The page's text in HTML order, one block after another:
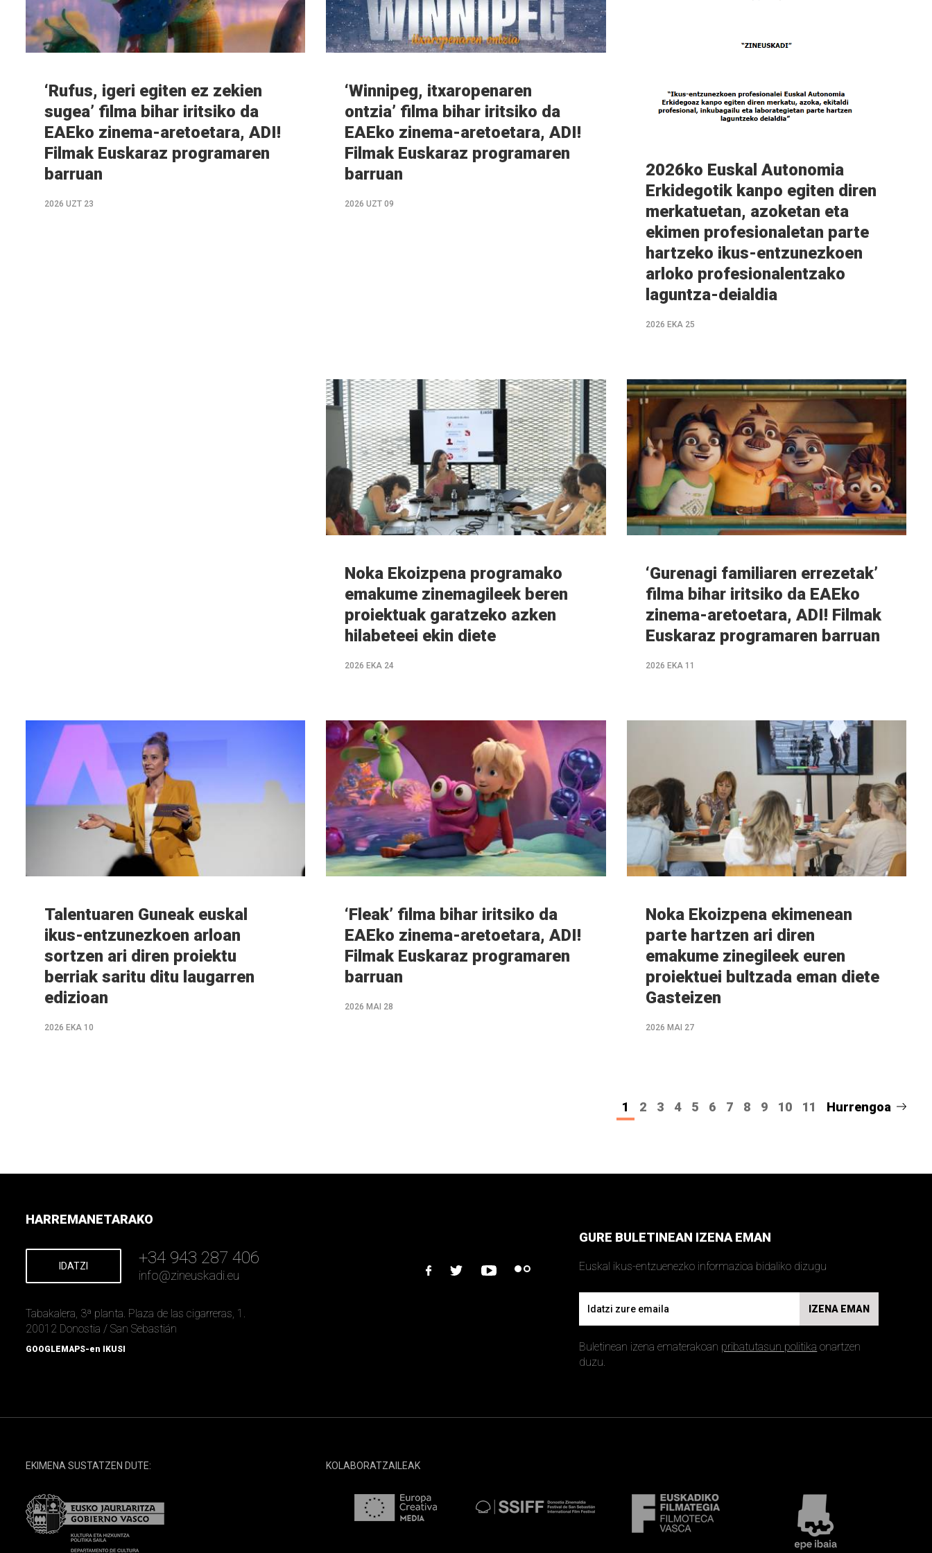
‘Rufus, igeri egiten ez zekien
sugea’ filma bihar iritsiko da
EAEko zinema-aretoetara, ADI!
Filmak Euskaraz programaren
barruan
2026 UZT 23
‘Winnipeg, itxaropenaren
ontzia’ filma bihar iritsiko da
EAEko zinema-aretoetara, ADI!
Filmak Euskaraz programaren
barruan
2026 UZT 09
2026ko Euskal Autonomia
Erkidegotik kanpo egiten diren
merkatuetan, azoketan eta
ekimen profesionaletan parte
hartzeko ikus-entzunezkoen
arloko profesionalentzako
laguntza-deialdia
2026 EKA 25
Noka Ekoizpena programako
emakume zinemagileek beren
proiektuak garatzeko azken
hilabeteei ekin diete
2026 EKA 24
Info
gehiago
‘Gurenagi familiaren errezetak’
filma bihar iritsiko da EAEko
zinema-aretoetara, ADI! Filmak
Euskaraz programaren barruan
2026 EKA 11
Info
gehiago
Talentuaren Guneak euskal
ikus-entzunezkoen arloan
sortzen ari diren proiektu
berriak saritu ditu laugarren
edizioan
2026 EKA 10
gehiago
‘Fleak’ filma bihar iritsiko da
EAEko zinema-aretoetara, ADI!
Filmak Euskaraz programaren
barruan
2026 MAI 28
Info
gehiago
Noka Ekoizpena ekimenean
parte hartzen ari diren
emakume zinegileek euren
proiektuei bultzada eman diete
Gasteizen
2026 MAI 27
1 2 3 4 5 6 7 8 9 10 11 Hurrengoa
HARREMANETARAKO
IDATZI +34 943 287 406
info@zineuskadi.eu
Tabakalera, 3ª planta. Plaza de las cigarreras, 1.
20012 Donostia / San Sebastián
GOOGLEMAPS-en IKUSI
facebook
twitter youtubeflickr
GURE BULETINEAN IZENA EMAN
Euskal ikus-entzuenezko informazioa bidaliko dizugu
IZENA EMAN
Buletinean izena ematerakoan pribatutasun politika onartzen
duzu.
EKIMENA SUSTATZEN DUTE: KOLABORATZAILEAK